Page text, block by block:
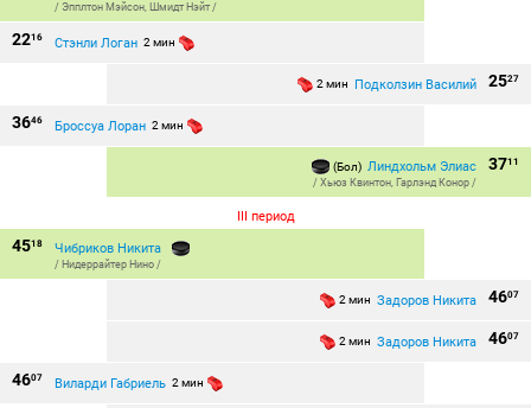
/ Эпплтон Мэйсон, Шмидт Нэйт /
2216 Стэнли Логан 2 мин
2527
2 мин Подколзин Василий
3646 Броссуа Лоран 2 мин
3711
(Бол) Линдхольм Элиас
/ Хьюз Квинтон, Гарлэнд Конор /
III период
4518 Чибриков Никита
/ Нидеррайтер Нино /
4607
2 мин Задоров Никита
4607
2 мин Задоров Никита
4607 Виларди Габриель 2 мин